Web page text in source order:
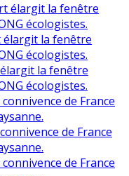
élargit la fenêtre
écologistes.
élargit la fenêtre
écologistes.
la fenêtre
écologistes.
connivence de France
de France
connivence de France